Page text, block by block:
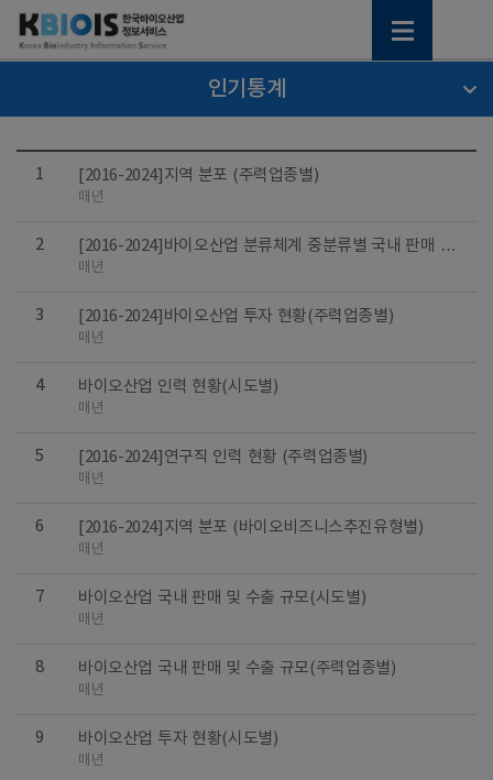
인기통계
1 [2016-2024]지역 분포 (주력업종별)
매년
2
[2016-2024]바이오산업 분류체계 중분류별 국내 판매 및
수출 규모
매년
3 [2016-2024]바이오산업 투자 현황(주력업종별)
매년
4 바이오산업 인력 현황(시도별)
매년
5 [2016-2024]연구직 인력 현황 (주력업종별)
매년
6 [2016-2024]지역 분포 (바이오비즈니스추진유형별)
매년
7 바이오산업 국내 판매 및 수출 규모(시도별)
매년
8 바이오산업 국내 판매 및 수출 규모(주력업종별)
매년
9 바이오산업 투자 현황(시도별)
매년